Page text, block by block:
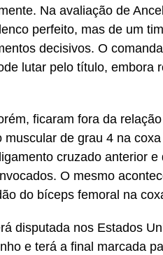
Na avaliação de
perfeito, mas de um
decisivos. O
lutar pelo título, embora
ficaram fora da
de grau 4 na
cruzado anterior
O mesmo
do bíceps femoral na
disputada nos Estados
e terá a final marcada